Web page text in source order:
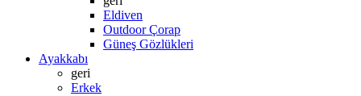
Eldiven
Outdoor Çorap
Güneş Gözlükleri
Ayakkabı
geri
Erkek